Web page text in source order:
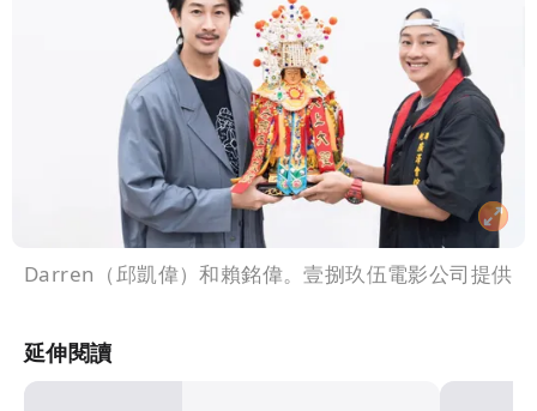
Darren（邱凱偉）和賴銘偉。壹捌玖伍電影公司提供
延伸閱讀